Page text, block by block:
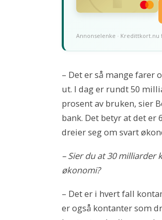
Annonselenke ·
– Det er så mange farer
ut. I dag er rundt 50
prosent av bruken, sier
bank. Det betyr at det
dreier seg om svart
– Sier du at 30 milliarder
økonomi?
– Det er i hvert fall
er også kontanter som